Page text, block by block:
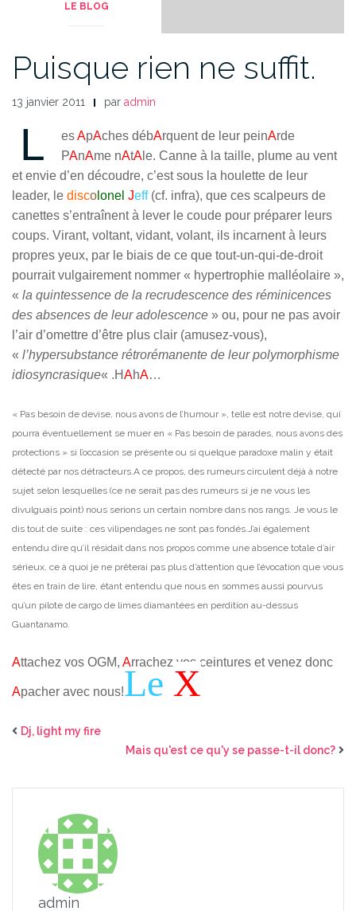
LE BLOG
Puisque rien ne suffit.
13 janvier 2011 par admin
L esApAches débArquent de leur peinArde
PAnAme nAtA le. Canne à la taille, plume au vent
et envie d’en découdre, c’est sous la houlette de leur
leader, le disco lonel Jeff(cf. infra), que ces scalpeurs de
canettes s’entraînent à lever le coude pour préparer leurs
coups. Virant, voltant, vidant, volant, ils incarnent à leurs
propres yeux, par le biais de ce que tout-un-qui-de-droit
pourrait vulgairement nommer « hypertrophie malléolaire »,
« la quintessence de la recrudescence des réminicences
des absences de leur adolescence » ou, pour ne pas avoir
l’air d’omettre d’être plus clair (amusez-vous),
« l’hypersubstance rétrorémanente de leur polymorphisme
idiosyncrasique« .HAhA…
« Pas besoin de devise, nous avons de l’humour », telle est notre devise, qui
pourra éventuellement se muer en « Pas besoin de parades, nous avons des
protections » si l’occasion se présente ou si quelque paradoxe malin y était
détecté par nos détracteurs.A ce propos, des rumeurs circulent déjà à notre
sujet selon lesquelles (ce ne serait pas des rumeurs si je ne vous les
divulguais point) nous serions un certain nombre dans nos rangs. Je vous le
dis tout de suite : ces vilipendages ne sont pas fondés.J’ai également
entendu dire qu’il résidait dans nos propos comme une absence totale d’air
sérieux, ce à quoi je ne prêterai pas plus d’attention que l’évocation que vous
êtes en train de lire, étant entendu que nous en sommes aussi pourvus
qu’un pilote de cargo de limes diamantées en perdition au-dessus
Guantanamo.
Attachez vos OGM, Arrachez vos ceintures et venez donc
Apacher avec nous!Le X
Dj, light my fire
Mais qu'est ce qu'y se passe-t-il donc?
admin